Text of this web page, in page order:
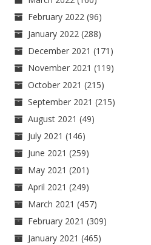
February 2022 (96)
January 2022 (288)
December 2021 (171)
November 2021 (119)
October 2021 (215)
September 2021 (215)
August 2021 (49)
July 2021 (146)
June 2021 (259)
May 2021 (201)
April 2021 (249)
March 2021 (457)
February 2021 (309)
January 2021 (465)